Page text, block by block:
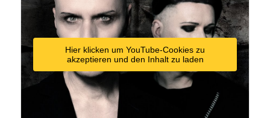
Hier klicken um YouTube-Cookies zu
akzeptieren und den Inhalt zu laden